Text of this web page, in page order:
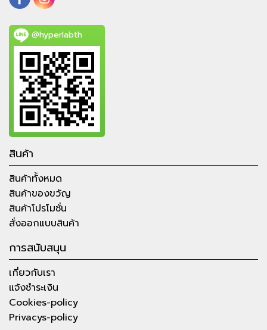
@hyperlabth
สินค้า
สินค้าทั้งหมด
สินค้าของขวัญ
สินค้าโปรโมชั่น
สั่งออกแบบสินค้า
การสนับสนุน
เกี่ยวกับเรา
แจ้งชำระเงิน
Cookies-policy
Privacys-policy